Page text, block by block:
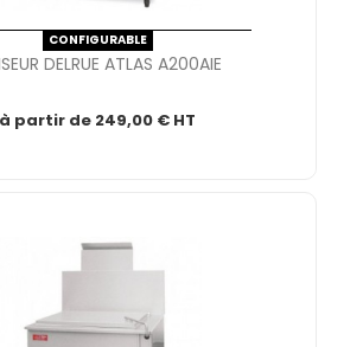
CONFIGURABLE
DELRUE ATLAS A200AIE
à partir de 249,00 € HT